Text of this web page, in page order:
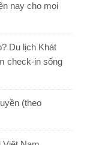
nay cho mọi
Du lịch Khát
check-in sống
(theo